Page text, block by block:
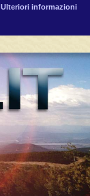
Ulteriori informazioni